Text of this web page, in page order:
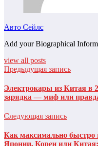
Авто Сейлс
Add your Biographical
view all posts
Предыдущая запись
Электрокары из Китая в
зарядка — миф или
Следующая запись
Как максимально быстро
Японии, Кореи или